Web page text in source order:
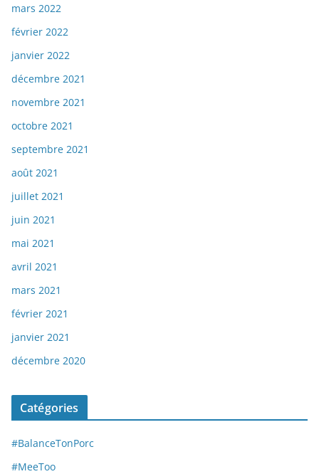
mars 2022
février 2022
janvier 2022
décembre 2021
novembre 2021
octobre 2021
septembre 2021
août 2021
juillet 2021
juin 2021
mai 2021
avril 2021
mars 2021
février 2021
janvier 2021
décembre 2020
Catégories
#BalanceTonPorc
#MeeToo